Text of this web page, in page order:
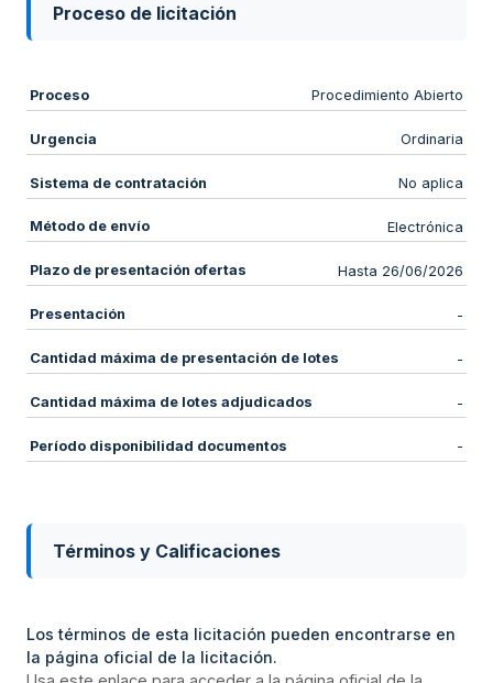
Proceso de licitación
Proceso Procedimiento Abierto
Urgencia Ordinaria
Sistema de contratación No aplica
Método de envío Electrónica
Plazo de presentación ofertas Hasta 26/06/2026
Presentación -
Cantidad máxima de presentación de lotes -
Cantidad máxima de lotes adjudicados -
Período disponibilidad documentos -
Términos y Calificaciones
Los términos de esta licitación pueden encontrarse en
la página oficial de la licitación.